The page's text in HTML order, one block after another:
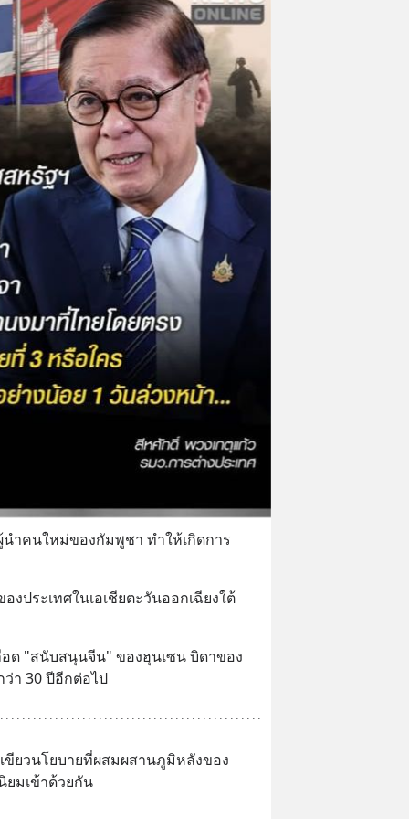
ำคนใหม่ของกัมพูชา ทำให้เกิดการ
ประเทศในเอเชียตะวันออกเฉียงใต้
อด "สนับสนุนจีน" ของฮุนเซน บิดาของ
า 30 ปีอีกต่อไป
ยวนโยบายที่ผสมผสานภูมิหลังของ
มเข้าด้วยกัน